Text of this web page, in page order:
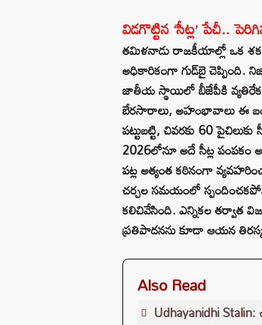
విడగొట్టిన ‘సీట్ల’ పేచీ..
తమిళనాడు రాజకీయాల్లో ఒక
అధికారికంగా గుడ్‌బై చెప్పింది.
జాతీయ స్థాయిలో బీజేపీకి
బేరసారాలు, అహంభావాలు ఈ
పట్టుబట్టి, చివరకు 60
2026లోనూ అదే సీట్ల పంపకం
పట్ల అత్యంత కఠినంగా
చర్చల సమయంలో
కలిచివేసింది. ఎన్నికల తర్వాత
ప్రతిపాదనను కూడా ఆయన
Also Read
Udhayanidhi